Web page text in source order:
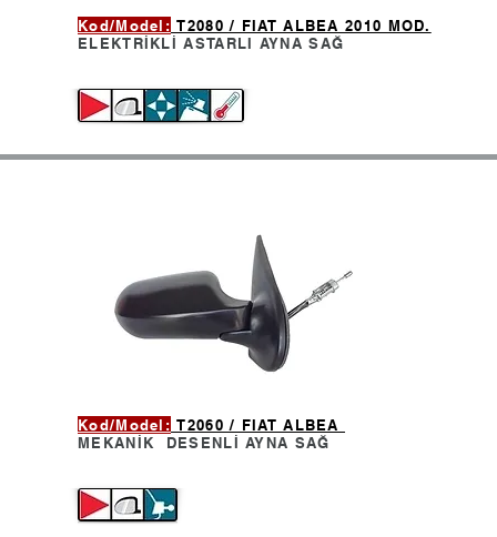
Kod/Model: T2080 / FIAT ALBEA 2010 MOD.
ELEKTRİKLİ ASTARLI AYNASAĞ
Kod/Model: T2060 / FIAT ALBEA
MEKANİK DESENLİ AYNA SAĞ